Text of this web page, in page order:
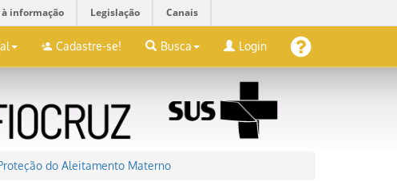
à informação Legislação Canais
Cadastre-se! Busca Login
do Aleitamento Materno